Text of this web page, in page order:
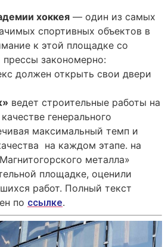
хоккея — один из самых
спортивных объектов в
к этой площадке со
закономерно:
должен открыть свои двери
ведет строительные работы на
генерального
максимальный темп и
на каждом этапе. на
металла»
площадке, оценили
работ. Полный текст
по ссылке.